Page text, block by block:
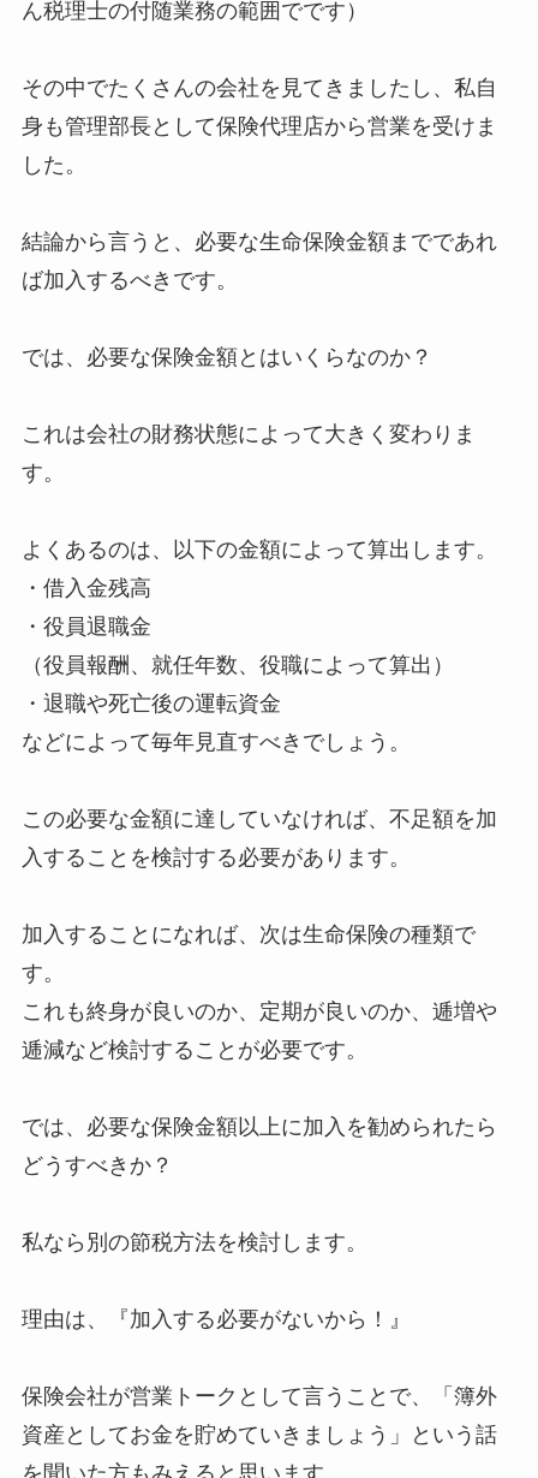
ん税理士の付随業務の範囲でです）
その中でたくさんの会社を見てきましたし、私自
身も管理部長として保険代理店から営業を受けま
した。
結論から言うと、必要な生命保険金額までであれ
ば加入するべきです。
では、必要な保険金額とはいくらなのか？
これは会社の財務状態によって大きく変わりま
す。
よくあるのは、以下の金額によって算出します。
・借入金残高
・役員退職金
（役員報酬、就任年数、役職によって算出）
・退職や死亡後の運転資金
などによって毎年見直すべきでしょう。
この必要な金額に達していなければ、不足額を加
入することを検討する必要があります。
加入することになれば、次は生命保険の種類で
す。
これも終身が良いのか、定期が良いのか、逓増や
逓減など検討することが必要です。
では、必要な保険金額以上に加入を勧められたら
どうすべきか？
私なら別の節税方法を検討します。
理由は、『加入する必要がないから！』
保険会社が営業トークとして言うことで、「簿外
資産としてお金を貯めていきましょう」という話
を聞いた方もみえると思います。